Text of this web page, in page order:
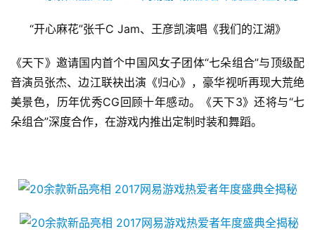
“开心麻花”张千C Jam、王彦凯演唱《我们的江湖》
《天下》邀请国内首个中国风女子团体“七朵组合”与顶级配
音演员张杰、边江联袂出演《归心》，豪华视听再现大荒绝
美景色，历年优秀CG回顾十年感动。《天下3》还将与“七
朵组合”深度合作，在游戏内推出定制时装和舞蹈。